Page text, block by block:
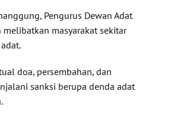
Pengurus Dewan Adat
melibatkan masyarakat sekitar
doa, persembahan, dan
sanksi berupa denda adat